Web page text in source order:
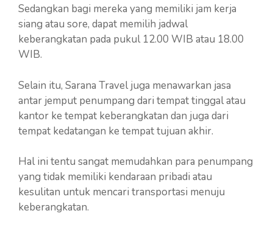
Sedangkan bagi mereka yang memiliki jam kerja
siang atau sore, dapat memilih jadwal
keberangkatan pada pukul 12.00 WIB atau 18.00
WIB.
Selain itu, Sarana Travel juga menawarkan jasa
antar jemput penumpang dari tempat tinggal atau
kantor ke tempat keberangkatan dan juga dari
tempat kedatangan ke tempat tujuan akhir.
Hal ini tentu sangat memudahkan para penumpang
yang tidak memiliki kendaraan pribadi atau
kesulitan untuk mencari transportasi menuju
keberangkatan.